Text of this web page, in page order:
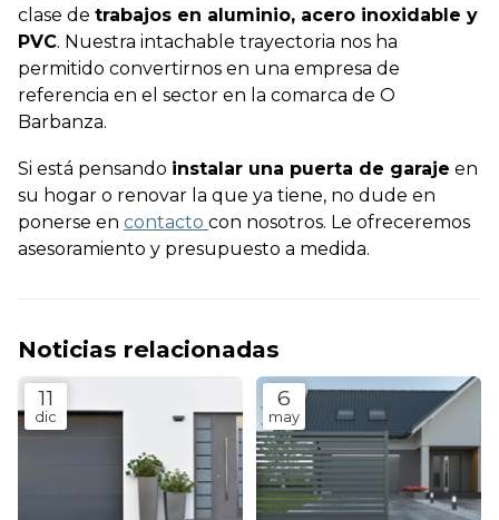
clase de trabajos en aluminio, acero inoxidable y
PVC. Nuestra intachable trayectoria nos ha
permitido convertirnos en una empresa de
referencia en el sector en la comarca de O
Barbanza.
Si está pensando instalar una puerta de garaje en
su hogar o renovar la que ya tiene, no dude en
ponerse en contacto con nosotros. Le ofreceremos
asesoramiento y presupuesto a medida.
Noticias relacionadas
11
dic
6
may